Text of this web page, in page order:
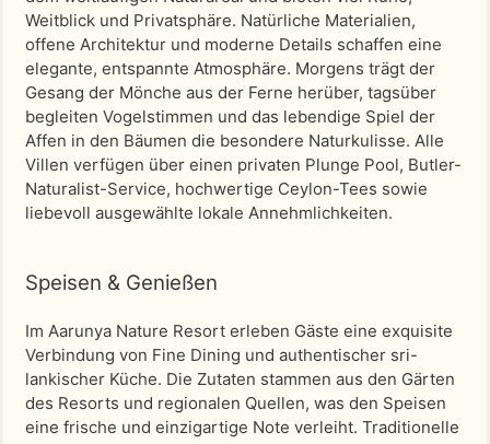
Weitblick und Privatsphäre. Natürliche Materialien,
offene Architektur und moderne Details schaffen eine
elegante, entspannte Atmosphäre. Morgens trägt der
Gesang der Mönche aus der Ferne herüber, tagsüber
begleiten Vogelstimmen und das lebendige Spiel der
Affen in den Bäumen die besondere Naturkulisse. Alle
Villen verfügen über einen privaten Plunge Pool, Butler-
Naturalist-Service, hochwertige Ceylon-Tees sowie
liebevoll ausgewählte lokale Annehmlichkeiten.
Speisen & Genießen
Im Aarunya Nature Resort erleben Gäste eine exquisite
Verbindung von Fine Dining und authentischer sri-
lankischer Küche. Die Zutaten stammen aus den Gärten
des Resorts und regionalen Quellen, was den Speisen
eine frische und einzigartige Note verleiht. Traditionelle